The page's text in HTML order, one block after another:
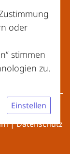
– Alle Rechte
|Datenschutz
oder
stimmen
zu.
Einstellen